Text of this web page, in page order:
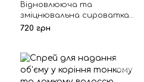
Відновлююча та
зміцнювальна сироватка
для тонкого та ламкого
720 грн